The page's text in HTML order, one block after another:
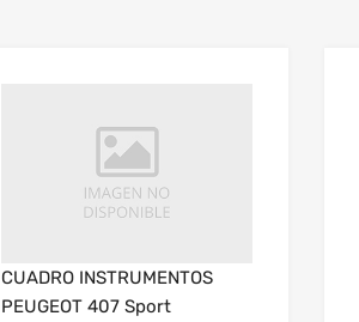
CUADRO INSTRUMENTOS
PEUGEOT 407 Sport